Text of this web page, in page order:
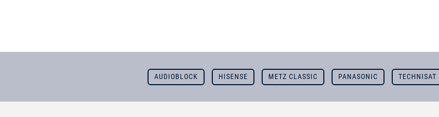
AUDIOBLOCK HISENSE METZ CLASSIC PANASONIC TECHNISAT